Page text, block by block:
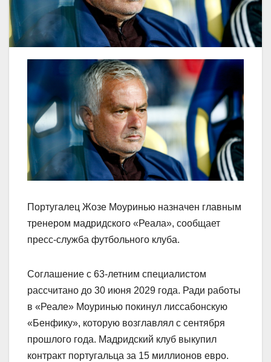
Португалец Жозе Моуринью назначен главным
тренером мадридского «Реала», сообщает
пресс‑служба футбольного клуба.
Соглашение с 63‑летним специалистом
рассчитано до 30 июня 2029 года. Ради работы
в «Реале» Моуринью покинул лиссабонскую
«Бенфику», которую возглавлял с сентября
прошлого года. Мадридский клуб выкупил
контракт португальца за 15 миллионов евро.